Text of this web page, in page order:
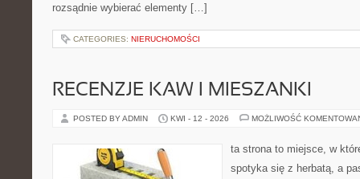
rozsądnie wybierać elementy […]
CATEGORIES: NIERUCHOMOŚCI
RECENZJE KAW I MIESZANKI
POSTED BY ADMIN KWI - 12 - 2026 MOŻLIWOŚĆ
ta strona to miejsce, w
spotyka się z herbatą, a